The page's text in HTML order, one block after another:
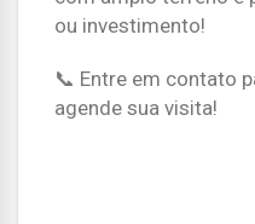
ou investimento!
📞 Entre em contato
agende sua visita!